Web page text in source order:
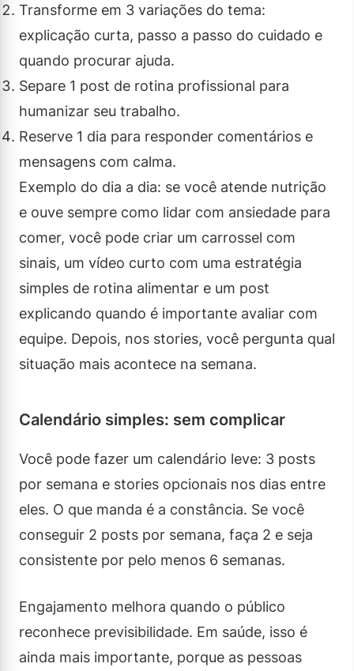
Transforme em 3 variações do tema:
explicação curta, passo a passo do cuidado e
quando procurar ajuda.
Separe 1 post de rotina profissional para
humanizar seu trabalho.
Reserve 1 dia para responder comentários e
mensagens com calma.
Exemplo do dia a dia: se você atende nutrição
e ouve sempre como lidar com ansiedade para
comer, você pode criar um carrossel com
sinais, um vídeo curto com uma estratégia
simples de rotina alimentar e um post
explicando quando é importante avaliar com
equipe. Depois, nos stories, você pergunta qual
situação mais acontece na semana.
Calendário simples: sem complicar
Você pode fazer um calendário leve: 3 posts
por semana e stories opcionais nos dias entre
eles. O que manda é a constância. Se você
conseguir 2 posts por semana, faça 2 e seja
consistente por pelo menos 6 semanas.
Engajamento melhora quando o público
reconhece previsibilidade. Em saúde, isso é
ainda mais importante, porque as pessoas